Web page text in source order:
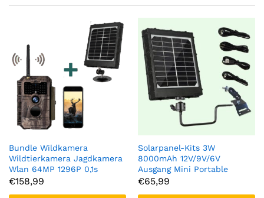
Bundle Wildkamera
Wildtierkamera Jagdkamera
Wlan 64MP 1296P 0,1s
Auslöserzeit
€158,99
Solarpanel-Kits 3W
8000mAh 12V/9V/6V
Ausgang Mini Portable
Outdoor oder Indoor
€65,99